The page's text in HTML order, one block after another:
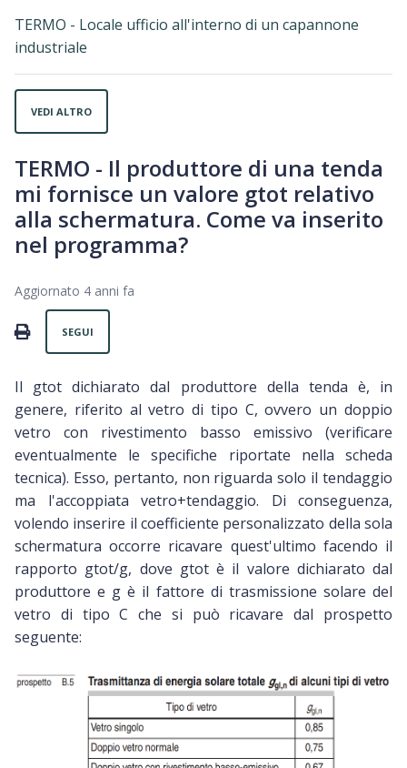
TERMO - Locale ufficio all'interno di un capannone
industriale
VEDI ALTRO
TERMO - Il produttore di una tenda
mi fornisce un valore gtot relativo
alla schermatura. Come va inserito
nel programma?
Aggiornato 4 anni fa
PRINT
SEGUI
Il gtot dichiarato dal produttore della tenda è, in
genere, riferito al vetro di tipo C, ovvero un doppio
vetro con rivestimento basso emissivo (verificare
eventualmente le specifiche riportate nella scheda
tecnica). Esso, pertanto, non riguarda solo il tendaggio
ma l'accoppiata vetro+tendaggio. Di conseguenza,
volendo inserire il coefficiente personalizzato della sola
schermatura occorre ricavare quest'ultimo facendo il
rapporto gtot/g, dove gtot è il valore dichiarato dal
produttore e g è il fattore di trasmissione solare del
vetro di tipo C che si può ricavare dal prospetto
seguente: